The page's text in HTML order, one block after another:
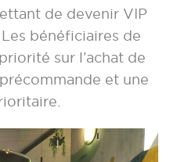
de devenir VIP
Les bénéficiaires de
sur l’achat de
et une